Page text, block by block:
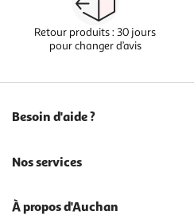
Retour produits : 30 jours
pour changer d’avis
Besoin d'aide ?
Nos services
À propos d'Auchan